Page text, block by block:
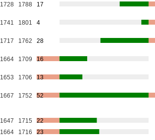
1728 1788 17
1741 1801 4
1717 1762 28
1664 1709 16
1653 1706 13
1667 1752 52
1647 1715
22
1664 1716 23